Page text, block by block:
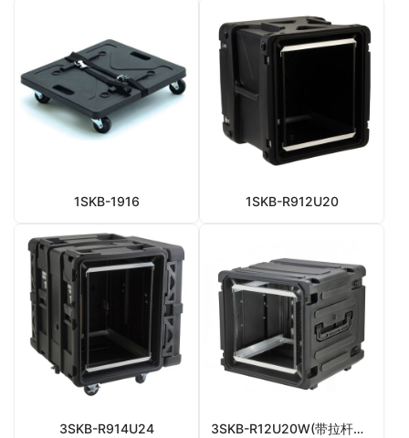
1SKB-1916 1SKB-R912U20
3SKB-R914U24 3SKB-R12U20W(带拉杆滚轮)